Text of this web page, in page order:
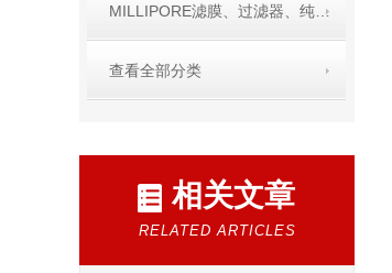
MILLIPORE滤膜、过滤器、纯水产品
查看全部分类
相关文章
RELATED ARTICLES